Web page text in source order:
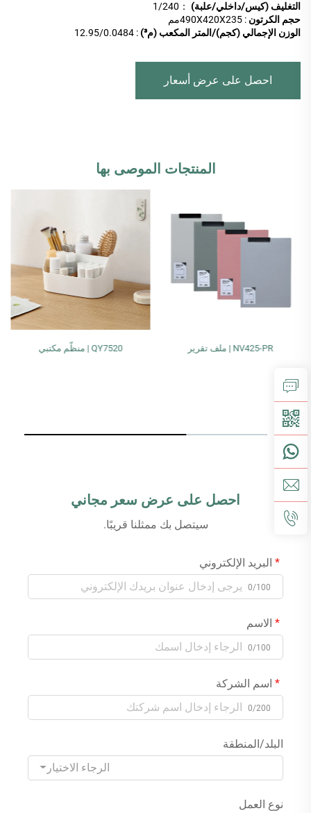
التغليف (كيس/داخلي/علبة)
：
1/240
حجم الكرتون : 490X420X235مم
الوزن الإجمالي (كجم)/المتر المكعب (م³)
: 12.95/0.0484
احصل على عرض أسعار
المنتجات الموصى بها
NV425-PR | ملف تقرير QY7520 | منظّم مكتبي
احصل على عرض سعر مجاني
سيتصل بك ممثلنا قريبًا.
البريد الإلكتروني
0/100
الاسم
0/100
اسم الشركة
0/200
البلد/المنطقة
الرجاء الاختيار
نوع العمل